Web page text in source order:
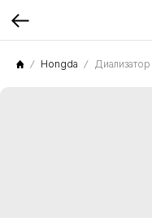
Hongda